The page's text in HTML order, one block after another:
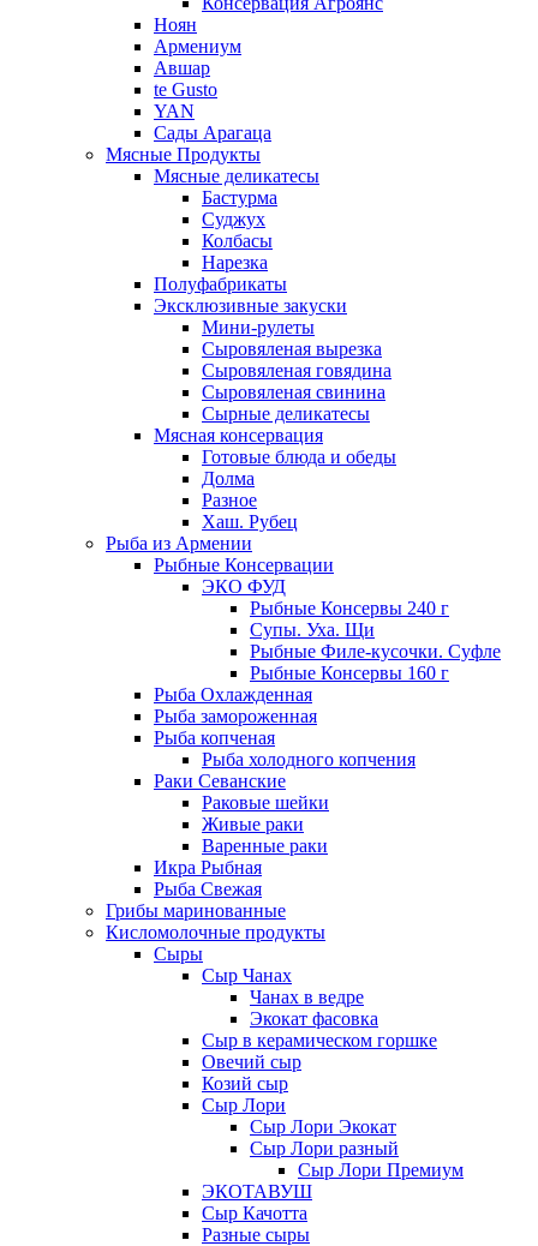
Ноян
Армениум
Авшар
te Gusto
YAN
Сады Арагаца
Мясные Продукты
Мясные деликатесы
Бастурма
Суджух
Колбасы
Нарезка
Полуфабрикаты
Эксклюзивные закуски
Мини-рулеты
Сыровяленая вырезка
Сыровяленая говядина
Сыровяленая свинина
Сырные деликатесы
Мясная консервация
Готовые блюда и обеды
Долма
Разное
Хаш. Рубец
Рыба из Армении
Рыбные Консервации
ЭКО ФУД
Рыбные Консервы 240 г
Супы. Уха. Щи
Рыбные Филе-кусочки. Суфле
Рыбные Консервы 160 г
Рыба Охлажденная
Рыба замороженная
Рыба копченая
Рыба холодного копчения
Раки Севанские
Раковые шейки
Живые раки
Варенные раки
Икра Рыбная
Рыба Свежая
Грибы маринованные
Кисломолочные продукты
Сыры
Сыр Чанах
Чанах в ведре
Экокат фасовка
Сыр в керамическом горшке
Овечий сыр
Козий сыр
Сыр Лори
Сыр Лори Экокат
Сыр Лори разный
Сыр Лори Премиум
ЭКОТАВУШ
Сыр Качотта
Разные сыры